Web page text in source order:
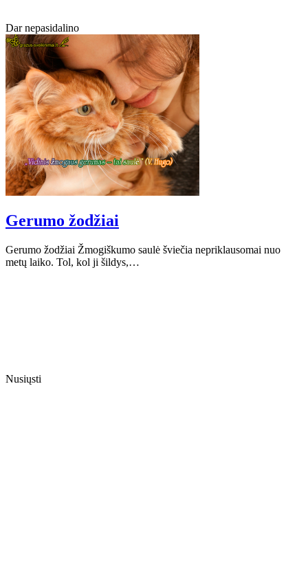
Dar nepasidalino
Gerumo žodžiai
Gerumo žodžiai Žmogiškumo saulė šviečia nepriklausomai nuo
metų laiko. Tol, kol ji šildys,…
Nusiųsti